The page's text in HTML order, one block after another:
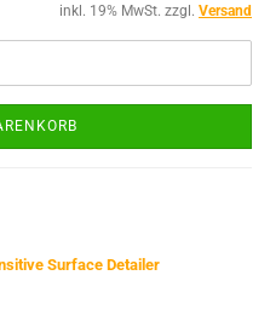
inkl. 19% MwSt. zzgl. Versand